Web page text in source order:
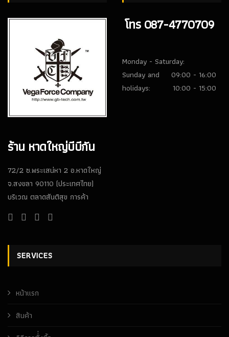
ร้าน หาดใหญ่บีบีกัน
72/2 ซ.พระเสน่หา 2 อ.หาดใหญ่
จ.สงขลา 90110 (ประเทศไทย)
บริเวณ ตลาดสันติสุข การค้า
โทร 087-4770709
Monday - Saturday:
09:00 - 16:00
Sunday and
holidays:
10:00 - 15:00
SERVICES
หน้าเเรก
สินค้า